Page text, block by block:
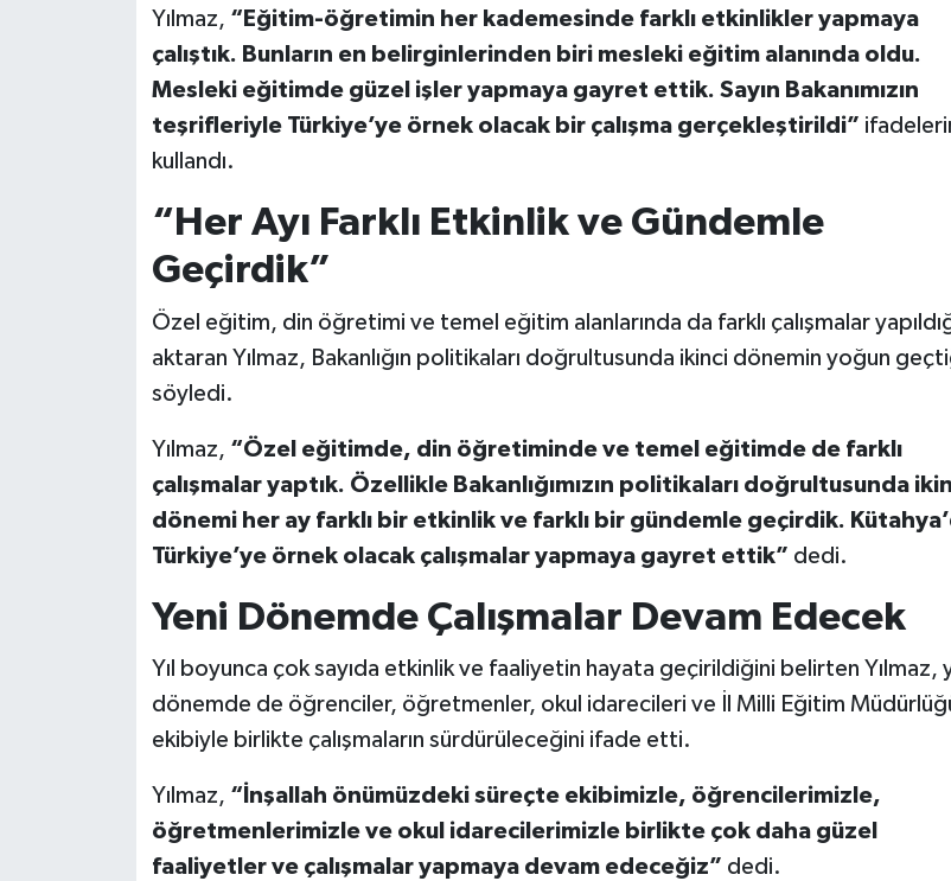
Yılmaz, “Eğitim-öğretimin her kademesinde farklı etkinlikler yapmaya
çalıştık. Bunların en belirginlerinden biri mesleki eğitim alanında oldu.
Mesleki eğitimde güzel işler yapmaya gayret ettik. Sayın Bakanımızın
teşrifleriyle Türkiye’ye örnek olacak bir çalışma gerçekleştirildi”
kullandı.
“Her Ayı Farklı Etkinlik ve Gündemle
Geçirdik”
Özel eğitim, din öğretimi ve temel eğitim alanlarında da farklı çalışmalar
aktaran Yılmaz, Bakanlığın politikaları doğrultusunda ikinci dönemin yoğun
söyledi.
Yılmaz, “Özel eğitimde, din öğretiminde ve temel eğitimde de farklı
çalışmalar yaptık. Özellikle Bakanlığımızın politikaları doğrultusunda
dönemi her ay farklı bir etkinlik ve farklı bir gündemle geçirdik.
Türkiye’ye örnek olacak çalışmalar yapmaya gayret ettik” dedi.
Yeni Dönemde Çalışmalar Devam Edecek
Yıl boyunca çok sayıda etkinlik ve faaliyetin hayata geçirildiğini belirten Yılmaz,
dönemde de öğrenciler, öğretmenler, okul idarecileri ve İl Milli Eğitim
ekibiyle birlikte çalışmaların sürdürüleceğini ifade etti.
Yılmaz, “İnşallah önümüzdeki süreçte ekibimizle, öğrencilerimizle,
öğretmenlerimizle ve okul idarecilerimizle birlikte çok daha güzel
faaliyetler ve çalışmalar yapmaya devam edeceğiz” dedi.